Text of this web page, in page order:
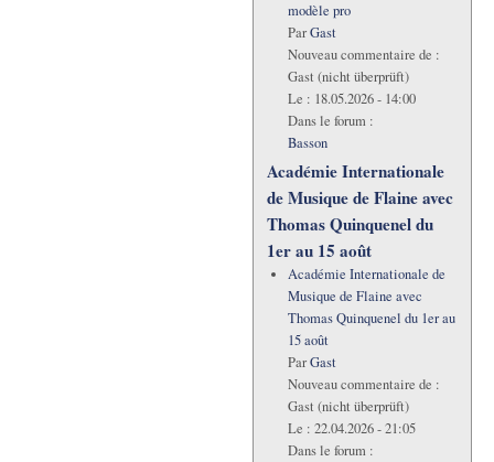
modèle pro
ParGast
Nouveau commentaire de :
Gast (nicht überprüft)
Le : 18.05.2026 - 14:00
Dans le forum :
Basson
Académie Internationale
de Musique de Flaine avec
Thomas Quinquenel du
1er au 15 août
Académie Internationale de
Musique de Flaine avec
Thomas Quinquenel du 1er au
15 août
ParGast
Nouveau commentaire de :
Gast (nicht überprüft)
Le : 22.04.2026 - 21:05
Dans le forum :